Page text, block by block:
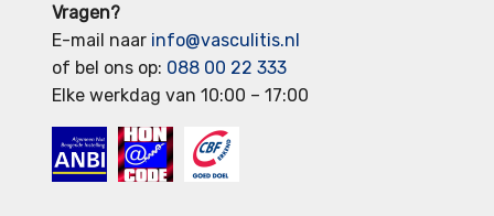
Vragen?
E-mail naar info@vasculitis.nl
of bel ons op: 088 00 22 333
Elke werkdag van 10:00 – 17:00